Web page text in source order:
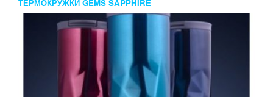
ТЕРМОКРУЖКИ GEMS SAPPHIRE